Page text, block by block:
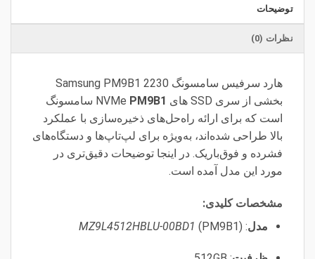
توضیحات
نظرات (0)
بخشی از سری SSD های NVMe
PM9B1
سامسونگ
است که برای ارائه راه‌حل‌های ذخیره‌سازی با عملکرد
بالا طراحی شده‌اند، به‌ویژه برای لپ‌تاپ‌ها و دستگاه‌های
فشرده و فوق‌باریک. در اینجا توضیحات دقیق‌تری در
مورد این مدل آمده است.
مشخصات کلیدی:
مدل:
MZ9L4512HBLU-00BD1 (PM9B1)